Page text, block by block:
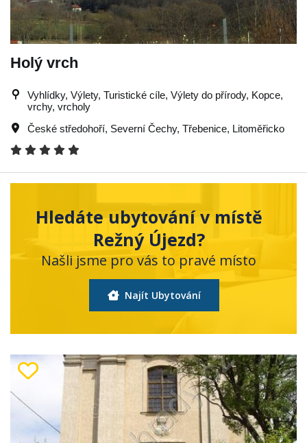
Holý vrch
Vyhlídky, Výlety, Turistické cíle, Výlety do přírody, Kopce,
vrchy, vrcholy
České středohoří, Severní Čechy, Třebenice, Litoměřicko
Hledáte ubytování v místě
Režný Újezd?
Našli jsme pro vás to pravé místo
Najít Ubytování